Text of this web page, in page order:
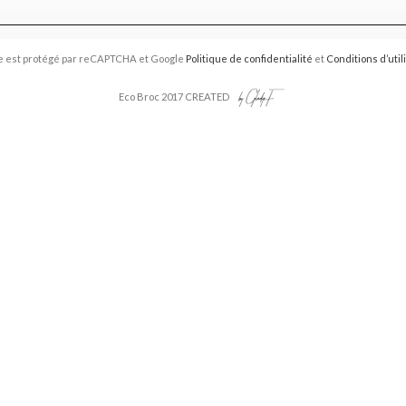
est protégé par reCAPTCHA et Google Politique de confidentialité et Conditions
Eco Broc 2017 CREATED